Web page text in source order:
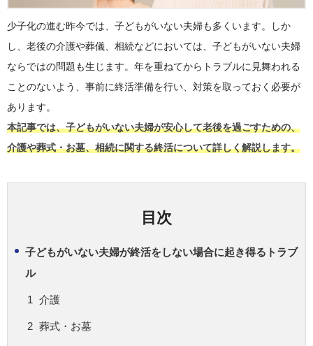
少子化の進む昨今では、子どもがいない夫婦も多くいます。しか
し、老後の介護や葬儀、相続などにおいては、子どもがいない夫婦
ならではの問題も生じます。年を重ねてからトラブルに見舞われる
ことのないよう、事前に終活準備を行い、対策を取っておく必要が
あります。
本記事では、子どもがいない夫婦が安心して老後を過ごすための、
介護や葬式・お墓、相続に関する終活について詳しく解説します。
目次
子どもがいない夫婦が終活をしない場合に起き得るトラブ
ル
介護
葬式・お墓